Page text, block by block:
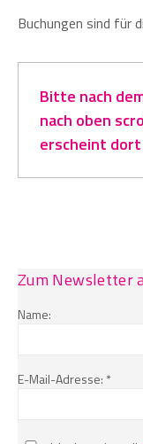
Buchungen sind für
Bitte nach
nach oben
erscheint dort
Zum Newsletter
Name:
E-Mail-Adresse: *